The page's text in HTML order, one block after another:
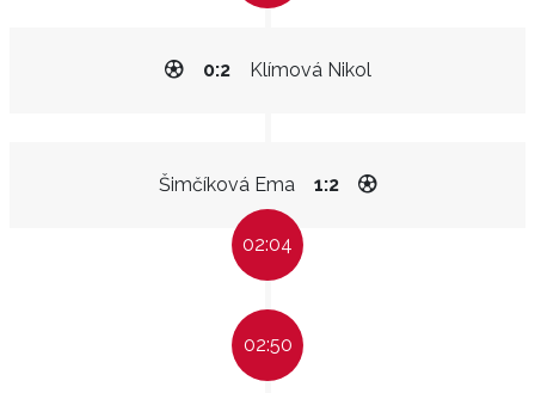
Klímová Nikol
0:2
Šimčíková Ema 1:2
02:04
02:50